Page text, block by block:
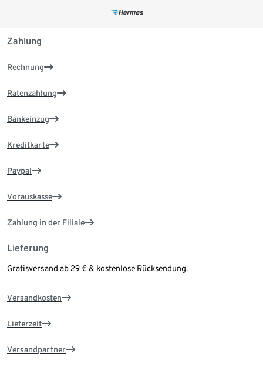
Zahlung
Rechnung
Ratenzahlung
Bankeinzug
Kreditkarte
Paypal
Vorauskasse
Zahlung in der Filiale
Lieferung
Gratisversand ab 29 € & kostenlose Rücksendung.
Versandkosten
Lieferzeit
Versandpartner